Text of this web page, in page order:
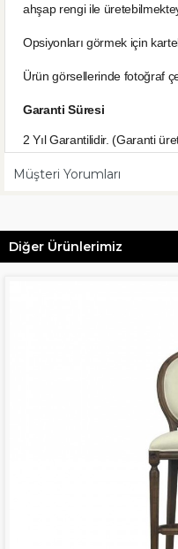
ahşap rengi ile
Opsiyonları görmek için
Ürün görsellerinde fotoğraf
Garanti Süresi
2 Yıl Garantilidir. (Garanti
Müşteri Yorumları
Diğer Ürünlerimiz